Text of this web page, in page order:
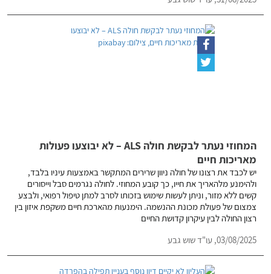
המחוזי נעתר לבקשת חולה ALS – לא יבוצעו פעולות
מאריכות חיים
יש לכבד את רצונו של חולה ניוון שרירים המתקשר באמצעות עיניו בלבד,
ולהימנע מלהאריך את חייו, כך קובע המחוזי. לחולה נגרמים סבל וייסורים
קשים ללא מזור, וניתן לעשות שימוש בזכותו לסרב למתן טיפול רפואי, ולבצע
צמצום של פעולת מכונת ההנשמה. הימנעות מהארכת חיים משקפת איזון בין
רצון החולה לבין עיקרון קדושת החיים
03/08/2025, עו"ד שוש גבע